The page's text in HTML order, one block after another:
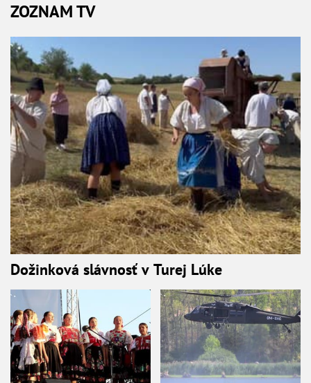
ZOZNAM TV
Dožinková slávnosť v Turej Lúke